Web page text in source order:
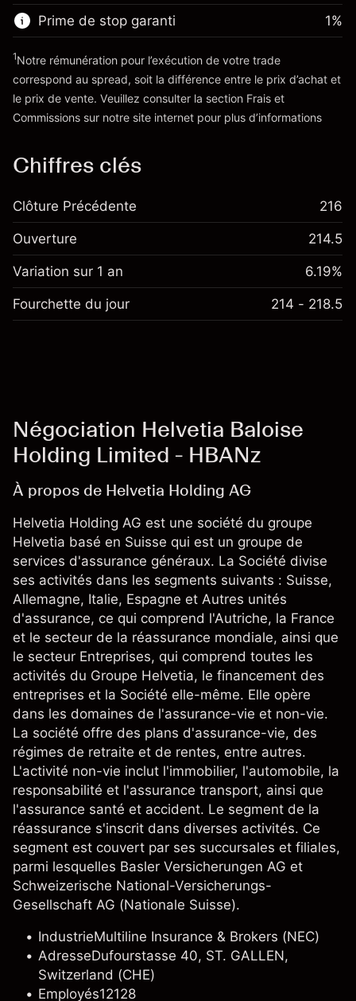
Valeur nominale avec effet de levier
~CHF 19,000.00
Vers la plateforme
la position
Taille de la position avec effet de levier
Valeur nominale avec effet de levier
~ CHF 19,000.00
Prime de stop garanti
'Tarifs et Frais
1%
1Notre rémunération pour l’exécution de votre trade
correspond au spread, soit la différence entre le prix d’achat et
le prix de vente. Veuillez consulter la section Frais et
Commissions sur notre site internet pour plus d’informations
Chiffres clés
Clôture Précédente 216
Ouverture 214.5
Variation sur 1 an 6.19%
Fourchette du jour 214 - 218.5
Négociation Helvetia Baloise
Holding Limited - HBANz
À propos de Helvetia Holding AG
Helvetia Holding AG est une société du groupe
Helvetia basé en Suisse qui est un groupe de
services d'assurance généraux. La Société divise
ses activités dans les segments suivants : Suisse,
Allemagne, Italie, Espagne et Autres unités
d'assurance, ce qui comprend l'Autriche, la France
et le secteur de la réassurance mondiale, ainsi que
le secteur Entreprises, qui comprend toutes les
activités du Groupe Helvetia, le financement des
entreprises et la Société elle-même. Elle opère
dans les domaines de l'assurance-vie et non-vie.
La société offre des plans d'assurance-vie, des
régimes de retraite et de rentes, entre autres.
L'activité non-vie inclut l'immobilier, l'automobile, la
responsabilité et l'assurance transport, ainsi que
l'assurance santé et accident. Le segment de la
réassurance s'inscrit dans diverses activités. Ce
segment est couvert par ses succursales et filiales,
parmi lesquelles Basler Versicherungen AG et
Schweizerische National-Versicherungs-
Gesellschaft AG (Nationale Suisse).
IndustrieMultiline Insurance & Brokers (NEC)
AdresseDufourstasse 40, ST. GALLEN,
Switzerland (CHE)
Employés12128